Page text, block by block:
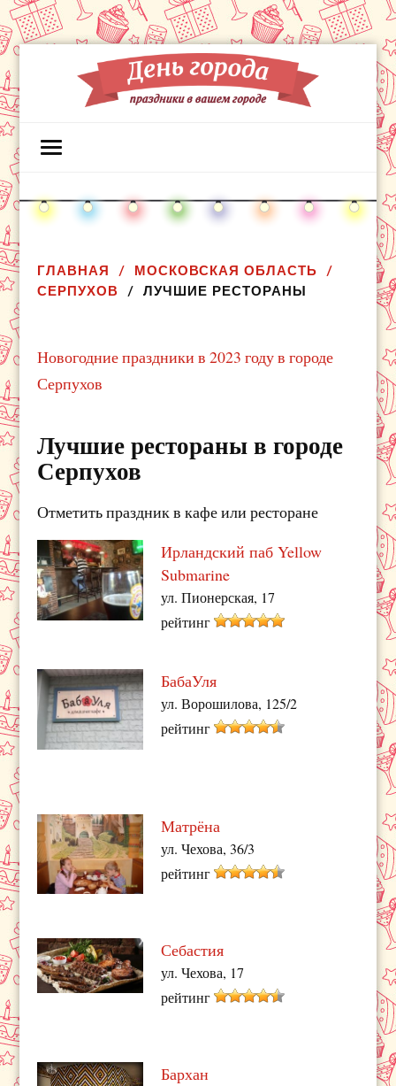
ГЛАВНАЯ
МОСКОВСКАЯ ОБЛАСТЬ
СЕРПУХОВ
ЛУЧШИЕ РЕСТОРАНЫ
Новогодние праздники в 2023 году в городе
Серпухов
Лучшие рестораны в городе
Серпухов
Отметить праздник в кафе или ресторане
Ирландский паб Yellow
Submarine
ул. Пионерская, 17
рейтинг
БабаУля
ул. Ворошилова, 125/2
рейтинг
Матрёна
ул. Чехова, 36/3
рейтинг
Себастия
ул. Чехова, 17
рейтинг
Бархан